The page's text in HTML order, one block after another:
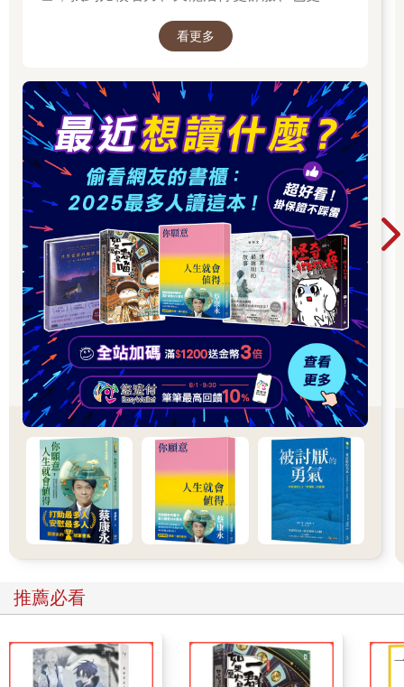
感動。用心感受一下那些最平凡、最細微的事物吧，它們同樣能
3.不吃苦，難覺甜
有一群弟子要出去朝聖，師父拿出一根苦瓜，對弟子們說：「隨
身帶著這個苦瓜，記得把它浸泡在每一條你們經過的聖河，並且
把它帶進你們所朝拜的聖殿，放在聖桌上供奉，並朝拜它。」
弟子們走過許多聖河、聖殿，並依照師父的教導去做。回來
以後，他們把苦瓜交給師父，師父叫他們把苦瓜煮熟，當作晚
餐。
晚餐的時候，師父吃了一口，然後語重心長地說：「奇怪
呀！泡過這麼多聖水，進過這麼多聖殿，這苦瓜竟然沒有變
甜。」弟子聽了，好幾位立刻開悟了。
這真是一個動人的教化，苦瓜的本質是苦的，不會因聖水、
聖殿而改變；情愛是苦的，由情愛產生的生命本質也是苦的，這
一點，即使是修行者也不可能改變，何況是凡夫俗子！
曾經嘗過情感與生命的大苦的人，並不能告訴別人失戀是該
歡喜的事，因為它就是那麼苦，這一個層次是永不會變的。可是
不吃苦瓜的人，永遠不會知道苦瓜是苦的。一般人只要有苦的準
備，煮熟了這苦瓜，吃它的時候第一口苦，第二三口就不會那麼
苦了！對待我們的生命與情愛也是這樣的。
苦難和創痛讓你消沉、頹廢，有時甚至會使你想到了自殺，
但當你咬緊牙關挺過來的時候，你會感到全世界都在友好地向你
微笑。你用你的經歷向世人闡明了自己。這同品嘗咖啡一模一
樣，而相比之下，歡娛是多麼的短暫和淺薄，彷彿池塘裏的蜻蜒
點水、浮光掠影，不曾留下絲毫的痕跡。
苦瓜是苦的，人們卻愛吃它；良藥是苦的，人們卻離不開
它。
2025網友們心靈療癒都在看這些↓↓↓↓
看更多
推薦必看